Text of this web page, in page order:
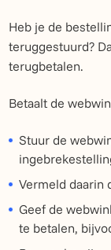
Heb je de
teruggestuurd?
terugbetalen.
Betaalt de
Stuur de
Vermeld daarin
Geef de
te betalen,